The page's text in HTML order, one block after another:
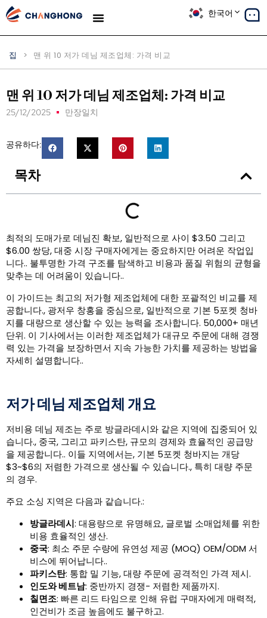
한국어
집 > 맨 위 10 저가 데님 제조업체: 가격 비교
맨 위 10 저가 데님 제조업체: 가격 비교
25/12/2025 만장일치
공유하다:
목차
최적의 도매가로 데님진 확보, 일반적으로 사이 $3.50 그리고
$6.00 쌍당, 대중 시장 구매자에게는 중요하지만 어려운 작업입
니다.. 불투명한 가격 구조를 탐색하고 비용과 품질 위험의 균형을
맞추는 데 어려움이 있습니다..
이 가이드는 최고의 저가형 제조업체에 대한 포괄적인 비교를 제
공합니다., 광저우 창홍을 중심으로, 일반적으로 기본 5포켓 청바
지를 대량으로 생산할 수 있는 능력을 조사합니다. 50,000+ 매년
단위. 이 기사에서는 이러한 제조업체가 대규모 주문에 대해 경쟁
력 있는 가격을 보장하면서 지속 가능한 가치를 제공하는 방법을
자세히 설명합니다..
저가 데님 제조업체 개요
저비용 데님 제조는 주로 방글라데시와 같은 지역에 집중되어 있
습니다., 중국, 그리고 파키스탄, 규모의 경제와 효율적인 공급망
을 제공합니다.. 이들 지역에서는, 기본 5포켓 청바지는 개당
$3~$6의 저렴한 가격으로 생산될 수 있습니다., 특히 대량 주문
의 경우.
주요 소싱 지역은 다음과 같습니다.:
방글라데시: 대용량으로 유명해요, 글로벌 소매업체를 위한
비용 효율적인 생산.
중국: 최소 주문 수량에 유연성 제공 (MOQ) OEM/ODM 서
비스에 뛰어납니다..
파키스탄: 통합 밀 기능, 대량 주문에 공격적인 가격 제시.
인도와 베트남: 중반까지 경쟁- 저렴한 제품까지.
칠면조: 빠른 리드 타임으로 인해 유럽 구매자에게 매력적,
인건비가 조금 높음에도 불구하고.